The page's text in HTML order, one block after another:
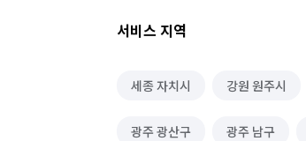
서비스 지역
세종 자치시 강원 원주시
광주 광산구 광주 남구